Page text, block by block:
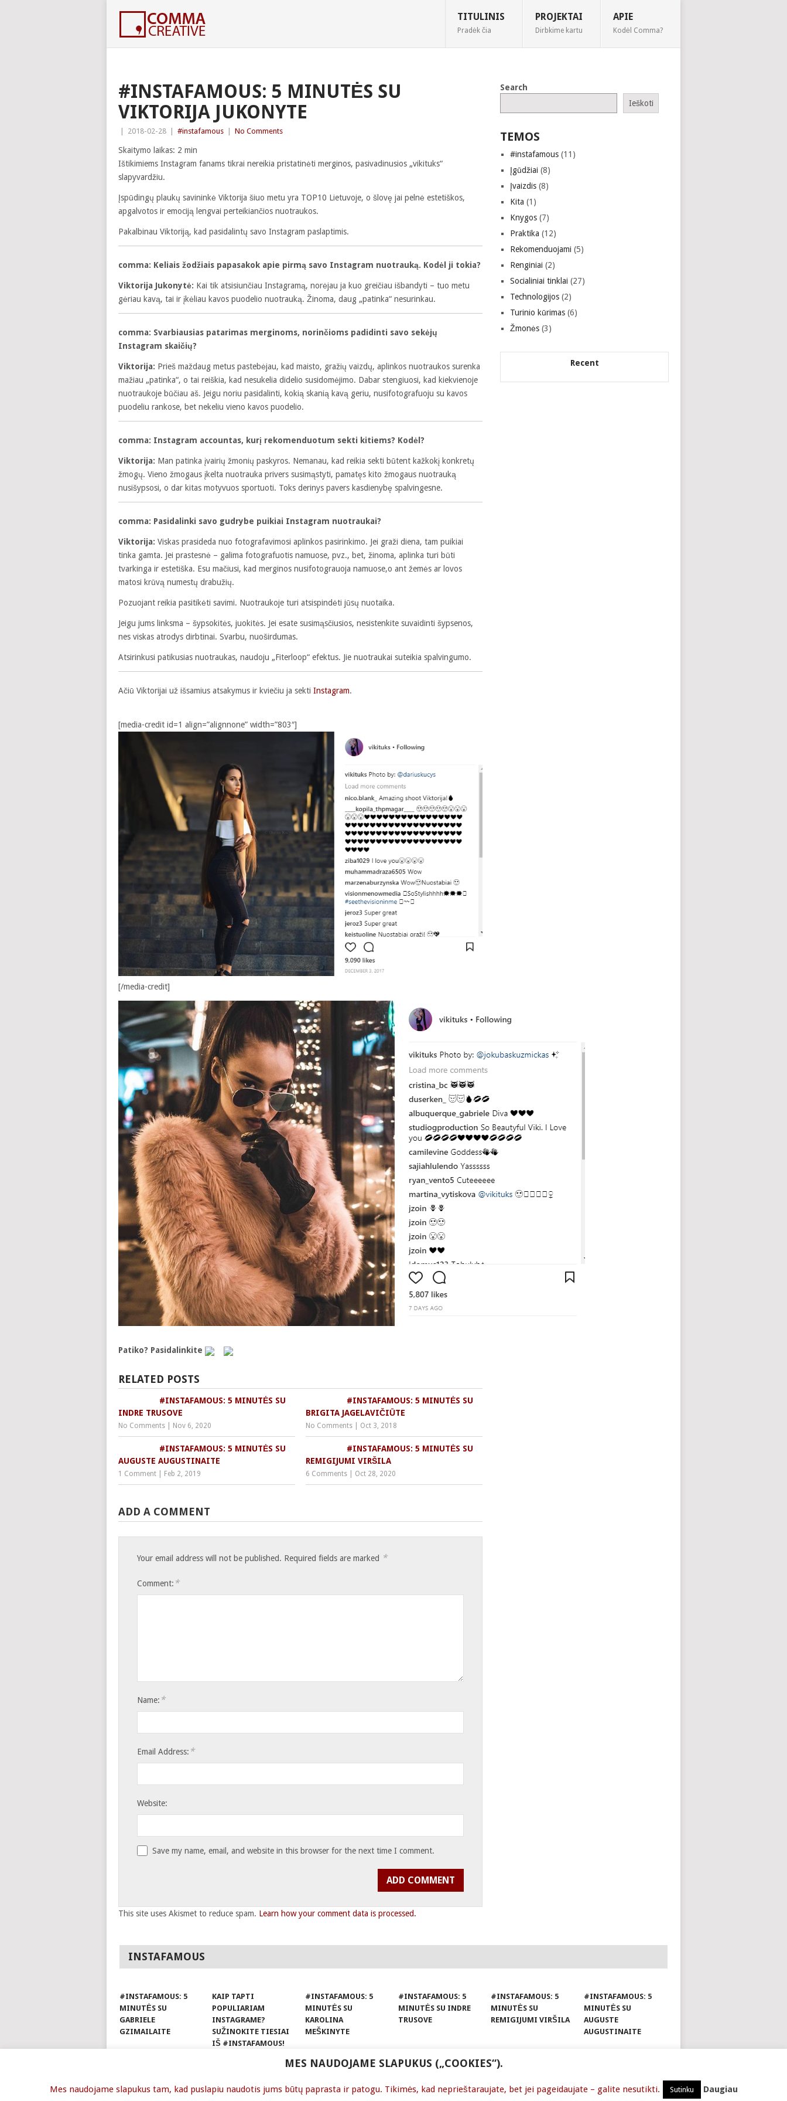
TITULINIS
Pradėk čia
PROJEKTAI
Dirbkime kartu
APIE
Kodėl Comma?
#INSTAFAMOUS: 5 MINUTĖS SU
VIKTORIJA JUKONYTE
2018-02-28 #instafamous No Comments
Skaitymo laikas: 2 min
Ištikimiems Instagram fanams tikrai nereikia pristatinėti merginos, pasivadinusios „vikituks“
slapyvardžiu.
Įspūdingų plaukų savininkė Viktorija šiuo metu yra TOP10 Lietuvoje, o šlovę jai pelnė estetiškos,
apgalvotos ir emociją lengvai perteikiančios nuotraukos.
Pakalbinau Viktoriją, kad pasidalintų savo Instagram paslaptimis.
comma: Keliais žodžiais papasakok apie pirmą savo Instagram nuotrauką. Kodėl ji tokia?
Viktorija Jukonytė: Kai tik atsisiunčiau Instagramą, norėjau ja kuo greičiau išbandyti – tuo metu
gėriau kavą, tai ir įkėliau kavos puodelio nuotrauką. Žinoma, daug „patinka“ nesurinkau.
comma: Svarbiausias patarimas merginoms, norinčioms padidinti savo sekėjų
Instagram skaičių?
Viktorija: Prieš maždaug metus pastebėjau, kad maisto, gražių vaizdų, aplinkos nuotraukos surenka
mažiau „patinka“, o tai reiškia, kad nesukelia didelio susidomėjimo. Dabar stengiuosi, kad kiekvienoje
nuotraukoje būčiau aš. Jeigu noriu pasidalinti, kokią skanią kavą geriu, nusifotografuoju su kavos
puodeliu rankose, bet nekeliu vieno kavos puodelio.
comma: Instagram accountas, kurį rekomenduotum sekti kitiems? Kodėl?
Viktorija: Man patinka įvairių žmonių paskyros. Nemanau, kad reikia sekti būtent kažkokį konkretų
žmogų. Vieno žmogaus įkelta nuotrauka privers susimąstyti, pamatęs kito žmogaus nuotrauką
nusišypsosi, o dar kitas motyvuos sportuoti. Toks derinys pavers kasdienybę spalvingesne.
comma: Pasidalinki savo gudrybe puikiai Instagram nuotraukai?
Viktorija: Viskas prasideda nuo fotografavimosi aplinkos pasirinkimo. Jei graži diena, tam puikiai
tinka gamta. Jei prastesnė – galima fotografuotis namuose, pvz., bet, žinoma, aplinka turi būti
tvarkinga ir estetiška. Esu mačiusi, kad merginos nusifotograuoja namuose,o ant žemės ar lovos
matosi krūvą numestų drabužių.
Pozuojant reikia pasitikėti savimi. Nuotraukoje turi atsispindėti jūsų nuotaika.
Jeigu jums linksma – šypsokitės, juokitės. Jei esate susimąsčiusios, nesistenkite suvaidinti šypsenos,
nes viskas atrodys dirbtinai. Svarbu, nuoširdumas.
Atsirinkusi patikusias nuotraukas, naudoju „Fiterloop“ efektus. Jie nuotraukai suteikia spalvingumo.
Ačiū Viktorijai už išsamius atsakymus ir kviečiu ja sekti Instagram.
[media-credit id=1 align=”alignnone” width=”803″]
[/media-credit]
Patiko? Pasidalinkite
RELATED POSTS
#INSTAFAMOUS: 5 MINUTĖS SU
INDRE TRUSOVE
No Comments Nov 6, 2020
#INSTAFAMOUS: 5 MINUTĖS SU
BRIGITA JAGELAVIČIŪTE
No Comments Oct 3, 2018
#INSTAFAMOUS: 5 MINUTĖS SU
AUGUSTE AUGUSTINAITE
1 Comment Feb 2, 2019
#INSTAFAMOUS: 5 MINUTĖS SU
REMIGIJUMI VIRŠILA
6 Comments Oct 28, 2020
ADD A COMMENT
Your email address will not be published. Required fields are marked *
Comment: *
Name: *
Email Address: *
Website:
Save my name, email, and website in this browser for the next time I comment.
This site uses Akismet to reduce spam. Learn how your comment data is processed.
Search
Ieškoti
TEMOS
#instafamous (11)
Įgūdžiai (8)
Įvaizdis (8)
Kita (1)
Knygos (7)
Praktika (12)
Rekomenduojami (5)
Renginiai (2)
Socialiniai tinklai (27)
Technologijos (2)
Turinio kūrimas (6)
Žmonės (3)
Recent
INSTAFAMOUS
#INSTAFAMOUS: 5
MINUTĖS SU
GABRIELE
GZIMAILAITE
KAIP TAPTI
POPULIARIAM
INSTAGRAME?
SUŽINOKITE TIESIAI
IŠ #INSTAFAMOUS!
#INSTAFAMOUS: 5
MINUTĖS SU
KAROLINA
MEŠKINYTE
#INSTAFAMOUS: 5
MINUTĖS SU INDRE
TRUSOVE
#INSTAFAMOUS: 5
MINUTĖS SU
REMIGIJUMI VIRŠILA
#INSTAFAMOUS: 5
MINUTĖS SU
AUGUSTE
AUGUSTINAITE
© 2026COMMA. WP: POINT. KOMUNIKACIJOS IR MARKETINGO TINKLARAŠTIS. APIE
MES NAUDOJAME SLAPUKUS („COOKIES“).
Mes naudojame slapukus tam, kad puslapiu naudotis jums būtų paprasta ir patogu. Tikimės, kad neprieštaraujate, bet jei pageidaujate – galite nesutikti. Sutinku Daugiau